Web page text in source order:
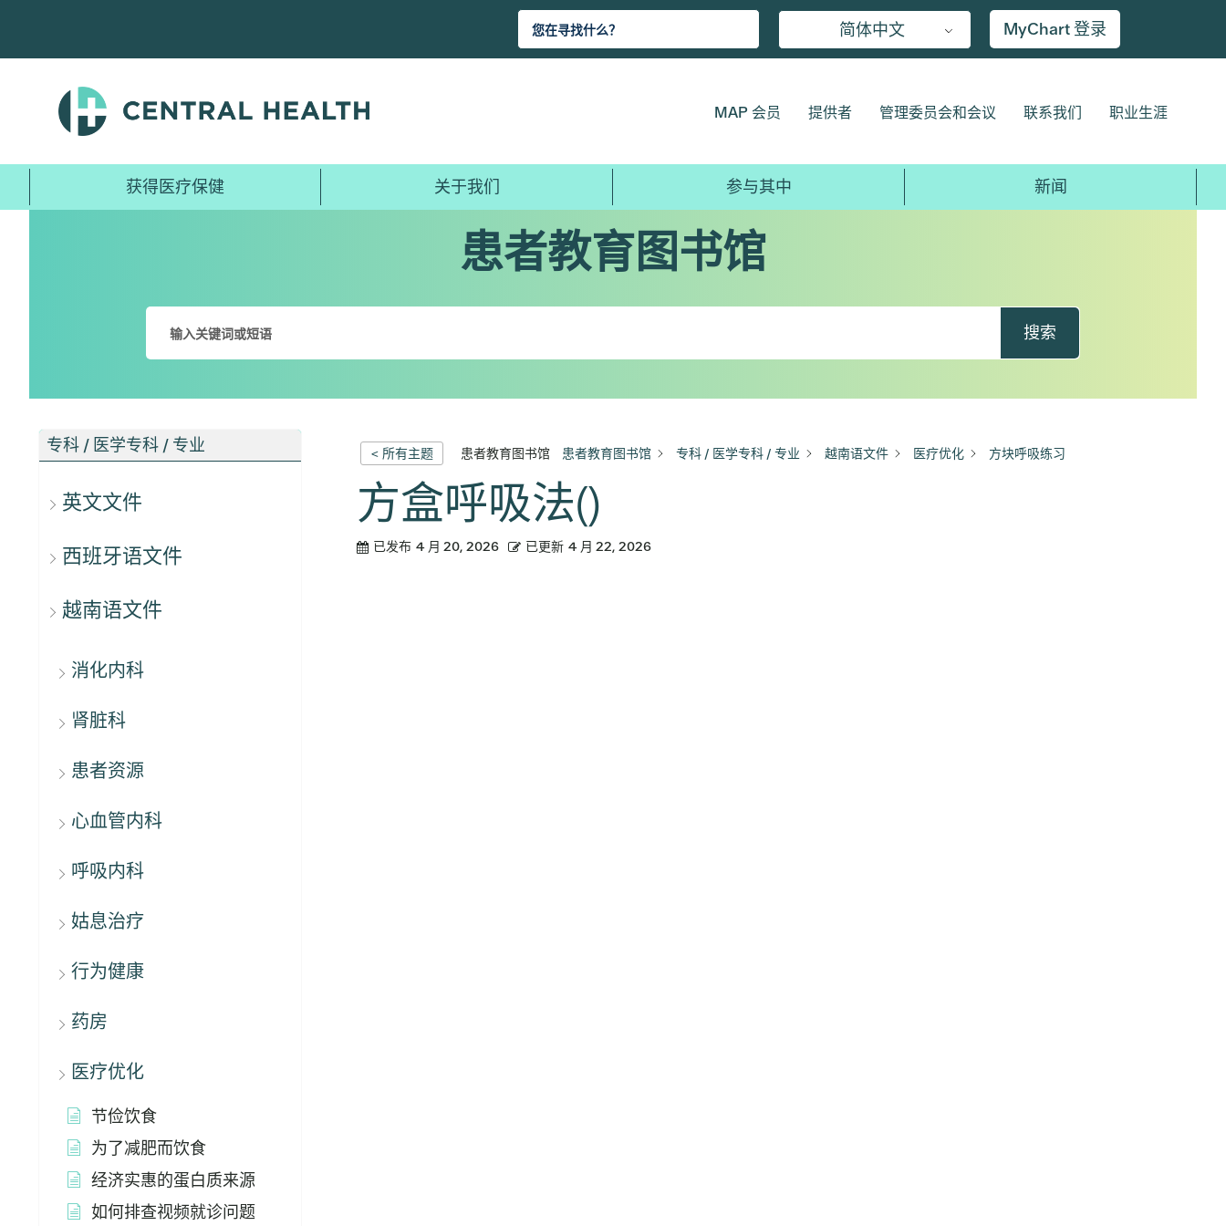
主
简体中文 MyChart 登录
MAP 会员 提供者 管理委员会和会议 联系我们 职业生涯
获得医疗保健 关于我们 参与其中 新闻
患者教育图书馆
搜索
专科 / 医学专科 / 专业
英文文件
西班牙语文件
越南语文件
消化内科
肾脏科
患者资源
心血管内科
呼吸内科
姑息治疗
行为健康
药房
医疗优化
节俭饮食
为了减肥而饮食
经济实惠的蛋白质来源
如何排查视频就诊问题
< 所有主题 患者教育图书馆 患者教育图书馆 专科 / 医学专科 / 专业 越南语文件 医疗优化 方块呼吸练习
方盒呼吸法()
已发布 4 月 20, 2026 已更新 4 月 22, 2026